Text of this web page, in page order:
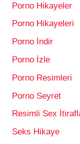
Porno Hikayeler
Porno Hikayeleri
Porno İndir
Porno İzle
Porno Resimleri
Porno Seyret
Resimli Sex
Seks Hikaye